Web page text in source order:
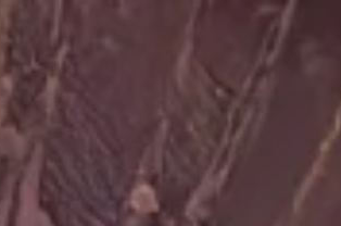
Ditt besøk